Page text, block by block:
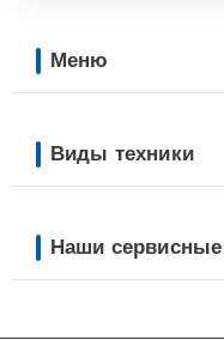
Меню
Виды техники
Наши